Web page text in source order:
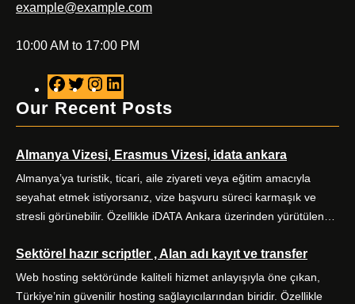
example@example.com
10:00 AM to 17:00 PM
F
a
b
o
o
k
T
w
t
e
r
n
a
g
r
a
i
e
d
I
n
Our Recent Posts
Almanya Vizesi, Erasmus Vizesi, idata ankara
Almanya’ya turistik, ticari, aile ziyareti veya eğitim amacıyla
seyahat etmek istiyorsanız, vize başvuru süreci karmaşık ve
stresli görünebilir. Özellikle iDATA Ankara üzerinden yürütülen
evrak hazırlığı ve zamanında randevu planlaması başarıyı
doğrudan etkiler. Alo Vize Randevu (alovizerandevu ), Ankara
merkezli profesyonel vize danışmanlığı hizmetiyle bu süreci sizin
Sektörel hazır scriptler , Alan adı kayıt ve transfer
Web hosting sektöründe kaliteli hizmet anlayışıyla öne çıkan,
Türkiye’nin güvenilir hosting sağlayıcılarından biridir. Özellikle